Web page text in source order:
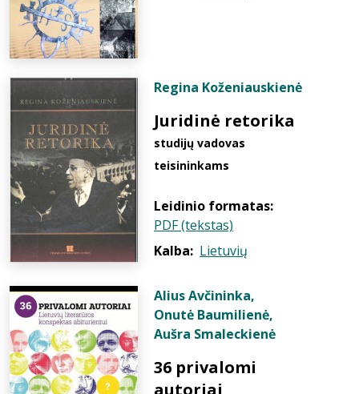
Regina Koženiauskienė
Juridinė retorika
studijų vadovas
teisininkams
Leidinio formatas:
PDF (tekstas)
Kalba: Lietuvių
Alius Avčininka,
Onutė Baumilienė,
Aušra Smaleckienė
36 privalomi
autoriai